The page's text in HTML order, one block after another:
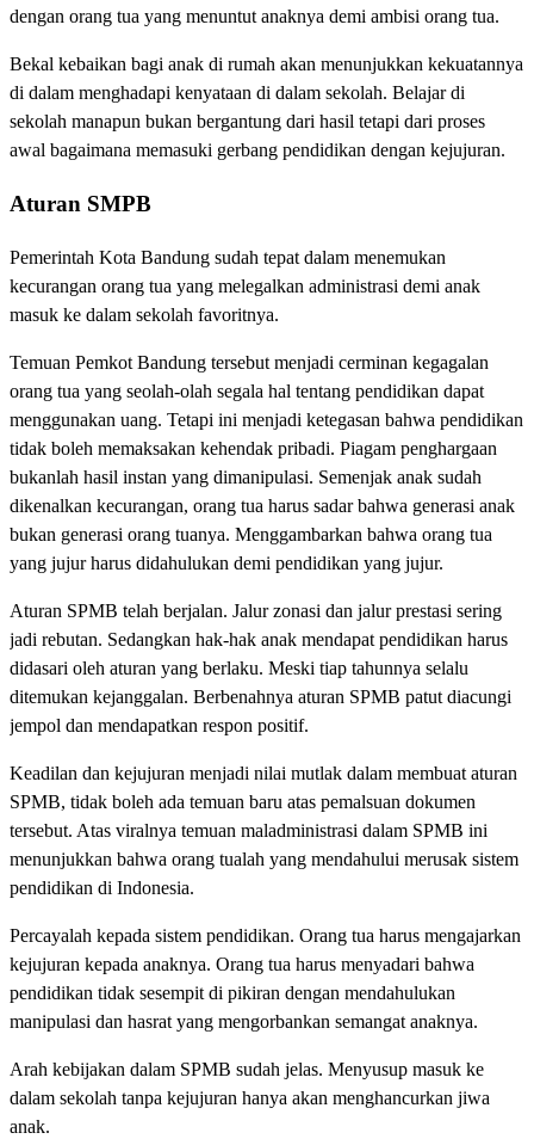
dengan orang tua yang menuntut anaknya demi ambisi orang tua.
Bekal kebaikan bagi anak di rumah akan menunjukkan kekuatannya
di dalam menghadapi kenyataan di dalam sekolah. Belajar di
sekolah manapun bukan bergantung dari hasil tetapi dari proses
awal bagaimana memasuki gerbang pendidikan dengan kejujuran.
Aturan SMPB
Pemerintah Kota Bandung sudah tepat dalam menemukan
kecurangan orang tua yang melegalkan administrasi demi anak
masuk ke dalam sekolah favoritnya.
Temuan Pemkot Bandung tersebut menjadi cerminan kegagalan
orang tua yang seolah-olah segala hal tentang pendidikan dapat
menggunakan uang. Tetapi ini menjadi ketegasan bahwa pendidikan
tidak boleh memaksakan kehendak pribadi. Piagam penghargaan
bukanlah hasil instan yang dimanipulasi. Semenjak anak sudah
dikenalkan kecurangan, orang tua harus sadar bahwa generasi anak
bukan generasi orang tuanya. Menggambarkan bahwa orang tua
yang jujur harus didahulukan demi pendidikan yang jujur.
Aturan SPMB telah berjalan. Jalur zonasi dan jalur prestasi sering
jadi rebutan. Sedangkan hak-hak anak mendapat pendidikan harus
didasari oleh aturan yang berlaku. Meski tiap tahunnya selalu
ditemukan kejanggalan. Berbenahnya aturan SPMB patut diacungi
jempol dan mendapatkan respon positif.
Keadilan dan kejujuran menjadi nilai mutlak dalam membuat aturan
SPMB, tidak boleh ada temuan baru atas pemalsuan dokumen
tersebut. Atas viralnya temuan maladministrasi dalam SPMB ini
menunjukkan bahwa orang tualah yang mendahului merusak sistem
pendidikan di Indonesia.
Percayalah kepada sistem pendidikan. Orang tua harus mengajarkan
kejujuran kepada anaknya. Orang tua harus menyadari bahwa
pendidikan tidak sesempit di pikiran dengan mendahulukan
manipulasi dan hasrat yang mengorbankan semangat anaknya.
Arah kebijakan dalam SPMB sudah jelas. Menyusup masuk ke
dalam sekolah tanpa kejujuran hanya akan menghancurkan jiwa
anak.